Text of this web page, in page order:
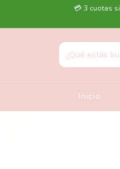
💳 3 cuotas
Inicio